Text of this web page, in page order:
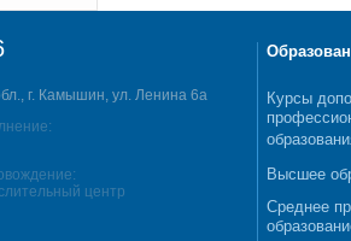
г. Камышин, ул. Ленина 6а
центр
Курсы
Высшее
Среднее